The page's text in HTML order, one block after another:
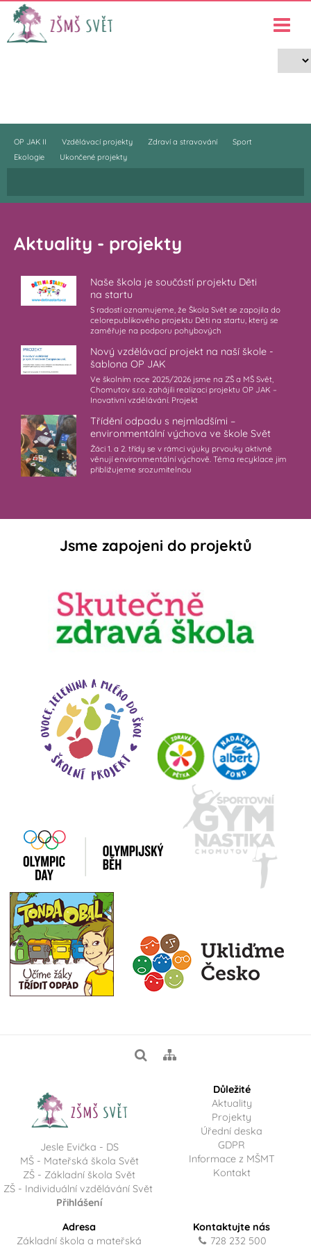
OP JAK II Vzdělávací projekty Zdraví a stravování
Sport
Ekologie
Ukončené projekty
Aktuality - projekty
Naše škola je součástí projektu Děti
na startu
S radostí oznamujeme, že Škola Svět se zapojila do
celorepublikového projektu Děti na startu, který se
zaměřuje na podporu pohybových
Nový vzdělávací projekt na naší škole -
šablona OP JAK
Ve školním roce 2025/2026 jsme na ZŠ a MŠ Svět,
Chomutov s.r.o. zahájili realizaci projektu OP JAK –
Inovativní vzdělávání. Projekt
Třídění odpadu s nejmladšími –
environmentální výchova ve škole Svět
Žáci 1. a 2. třídy se v rámci výuky prvouky aktivně
věnují environmentální výchově. Téma recyklace jim
přibližujeme srozumitelnou
Jsme zapojeni do projektů
Jesle Evička - DS
MŠ - Mateřská škola Svět
ZŠ - Základní škola Svět
ZŠ - Individuální vzdělávání Svět
Přihlášení
Důležité
Aktuality
Projekty
Úřední deska
GDPR
Informace z MŠMT
Kontakt
Adresa
Základní škola a mateřská
Kontaktujte nás
728 232 500